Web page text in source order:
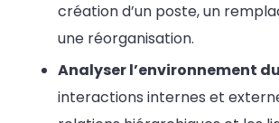
création d’un poste, un
une réorganisation.
Analyser l’environnement
interactions internes et